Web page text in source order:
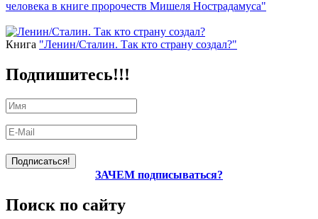
человека в книге пророчеств Мишеля Нострадамуса"
Книга "Ленин/Сталин. Так кто страну создал?"
Подпишитесь!!!
ЗАЧЕМ подписываться?
Поиск по сайту